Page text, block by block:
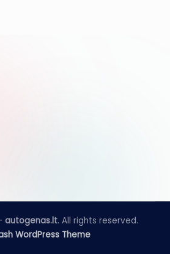
autogenas.lt. All rights reserved.
WordPress Theme